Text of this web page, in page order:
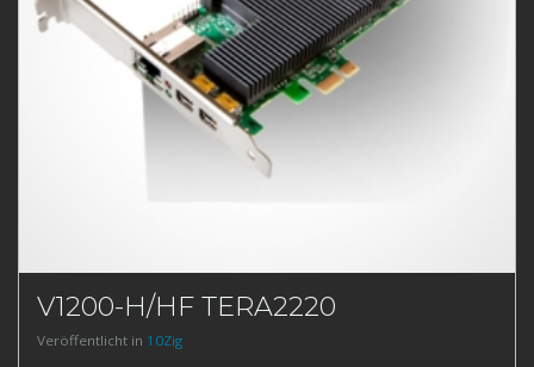
V1200-H/HF TERA2220
Veröffentlicht in 10Zig